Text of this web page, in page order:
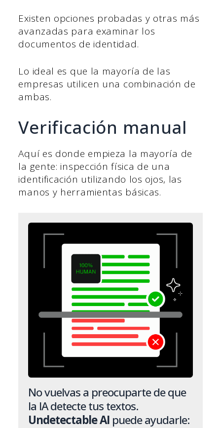
Existen opciones probadas y otras más
avanzadas para examinar los
documentos de identidad.
Lo ideal es que la mayoría de las
empresas utilicen una combinación de
ambas.
Verificación manual
Aquí es donde empieza la mayoría de
la gente: inspección física de una
identificación utilizando los ojos, las
manos y herramientas básicas.
No vuelvas a preocuparte de que
la IA detecte tus textos.
Undetectable AI puede ayudarle: